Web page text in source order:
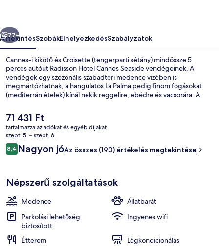
Következő
77+
ÁttekintésSzobákElhelyezkedésSzabályzatok
Cannes-i kikötő és Croisette (tengerparti sétány) mindössze 5
perces autóút Radisson Hotel Cannes Seaside vendégeinek. A
vendégek egy szezonális szabadtéri medence vizében is
megmártózhatnak, a hangulatos La Palma pedig finom fogásokat
(mediterrán ételek) kínál nekik reggelire, ebédre és vacsorára. A
utazók imádják a hely következó jellemzőit: segítőkész személyzet.
A
jelenlegi
ár
71 431 Ft
71 431 Ft
tartalmazza az adókat és egyéb díjakat
szept. 5. – szept. 6.
Értékelések
8,48,4 ennyiből: 10
Nagyon jóAz összes (190) értékelés megtekintése
Népszerű szolgáltatások
Medence
Állatbarát
Parkolási lehetőség
biztosított
Ingyenes wifi
Étterem
Légkondicionálás